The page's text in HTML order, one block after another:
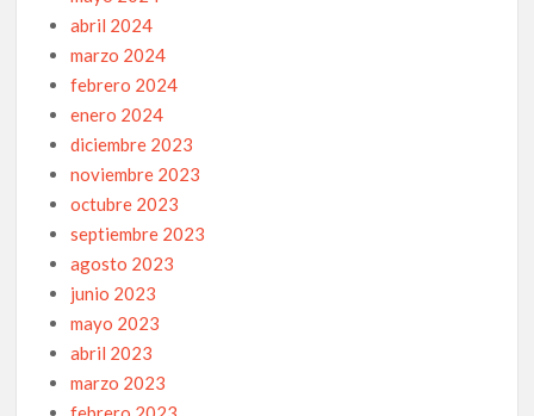
abril 2024
marzo 2024
febrero 2024
enero 2024
diciembre 2023
noviembre 2023
octubre 2023
septiembre 2023
agosto 2023
junio 2023
mayo 2023
abril 2023
marzo 2023